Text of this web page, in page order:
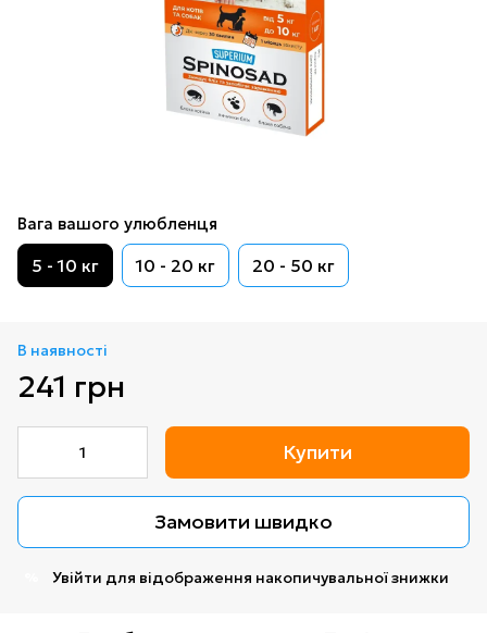
Вага вашого улюбленця
5 - 10 кг 10 - 20 кг 20 - 50 кг
В наявності
241 грн
Купити
Замовити швидко
Увійти для відображення накопичувальної знижки